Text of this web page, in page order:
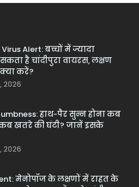
Alert: बच्चों में ज्यादा
है चांदीपुरा वायरस, लक्षण
करें?
2026
हाथ-पैर सुन्न होना कब
खतरे की घंटी? जानें इसके
2026
मेनोपॉज के लक्षणों में राहत के